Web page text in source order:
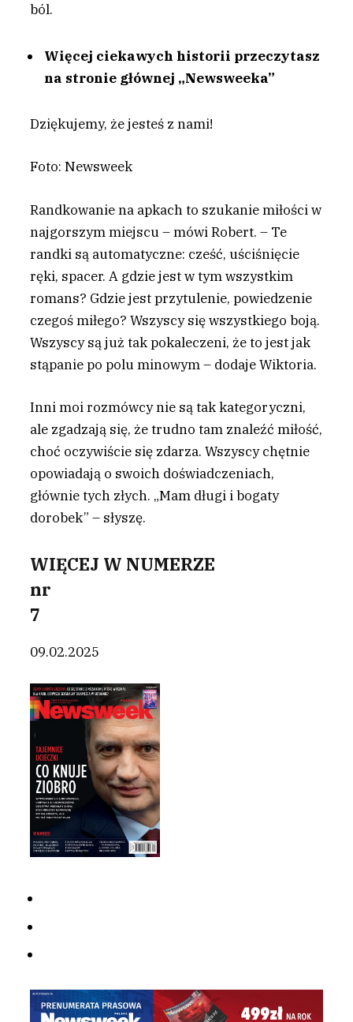
ból.
Więcej ciekawych historii przeczytasz
na stronie głównej „Newsweeka”
Dziękujemy, że jesteś z nami!
Foto: Newsweek
Randkowanie na apkach to szukanie miłości w
najgorszym miejscu – mówi Robert. – Te
randki są automatyczne: cześć, uściśnięcie
ręki, spacer. A gdzie jest w tym wszystkim
romans? Gdzie jest przytulenie, powiedzenie
czegoś miłego? Wszyscy się wszystkiego boją.
Wszyscy są już tak pokaleczeni, że to jest jak
stąpanie po polu minowym – dodaje Wiktoria.
Inni moi rozmówcy nie są tak kategoryczni,
ale zgadzają się, że trudno tam znaleźć miłość,
choć oczywiście się zdarza. Wszyscy chętnie
opowiadają o swoich doświadczeniach,
głównie tych złych. „Mam długi i bogaty
dorobek” – słyszę.
WIĘCEJ W NUMERZE
nr
7
09.02.2025